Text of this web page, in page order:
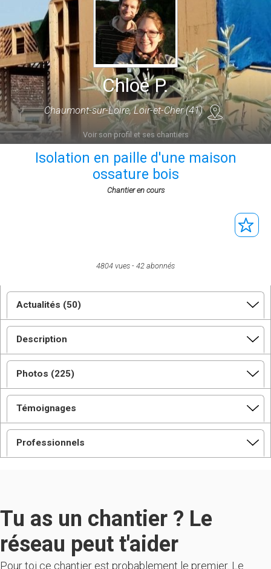
Chloé P.
Chaumont-sur-Loire, Loir-et-Cher (41)
Voir son profil et ses chantiers
Isolation en paille d'une maison
ossature bois
Chantier en cours
4804 vues 42 abonnés
Actualités (50)
Description
Photos (225)
Témoignages
Professionnels
Tu as un chantier ? Le
réseau peut t'aider
Pour toi ce chantier est probablement le premier. Le